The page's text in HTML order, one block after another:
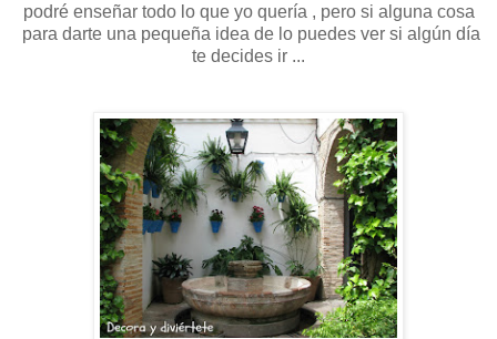
podré enseñar todo lo que yo quería , pero si alguna cosa
para darte una pequeña idea de lo puedes ver si algún día
te decides ir ...